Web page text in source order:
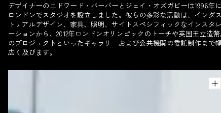
デザイナーのエドワード・バーバーとジェイ・オズガビーは1996年
ロンドンでスタジオを設立しました。彼らの多彩な活動は、インダ
トリアルデザイン、家具、照明、サイトスペシフィックなインスタ
ーションから、2012年ロンドンオリンピックのトーチや英国王立造
のプロジェクトといったギャラリーおよび公共機関の委託制作まで
広く及びます。